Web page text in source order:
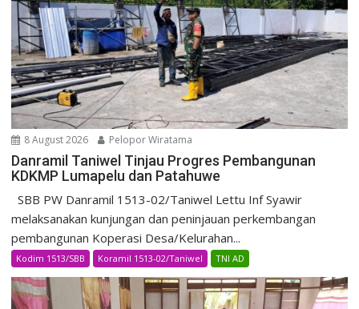
8 August 2026 Pelopor Wiratama
Danramil Taniwel Tinjau Progres Pembangunan
KDKMP Lumapelu dan Patahuwe
SBB PW Danramil 1513-02/Taniwel Lettu Inf Syawir
melaksanakan kunjungan dan peninjauan perkembangan
pembangunan Koperasi Desa/Kelurahan...
Kodim 1513/SBB Koramil 1513-02/Taniwel TNI AD